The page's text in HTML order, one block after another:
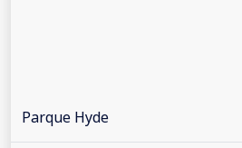
Parque Hyde